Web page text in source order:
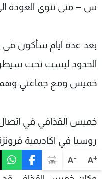
A+
A-
س – متى تنوي العودة الى
الحدود ليست تحت
خميس ومع جماعتي وهم
خميس القذافي في
روسيا في اكاديمية